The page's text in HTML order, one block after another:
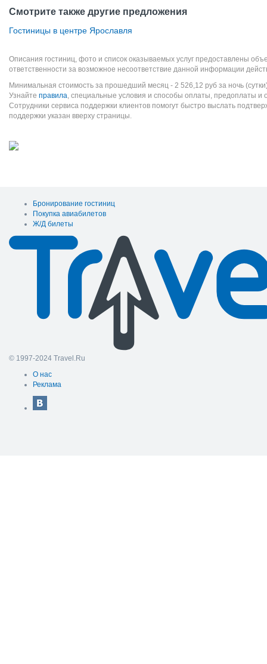
Смотрите также другие предложения
Гостиницы в центре Ярославля
Описания гостиниц, фото и список оказываемых услуг предоставлены
ответственности за возможное несоответствие данной информации
Минимальная стоимость за прошедший месяц - 2 526,12 руб за ночь
Узнайте правила, специальные условия и способы оплаты, предоплаты и
Сотрудники сервиса поддержки клиентов помогут быстро выслать
поддержки указан вверху страницы.
Бронирование гостиниц
Покупка авиабилетов
Ж/Д билеты
© 1997-2024 Travel.Ru
О нас
Реклама